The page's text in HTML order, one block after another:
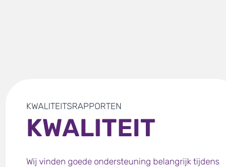
KWALITEITSRAPPORTEN
KWALITEIT
Wij vinden goede ondersteuning belangrijk tijdens